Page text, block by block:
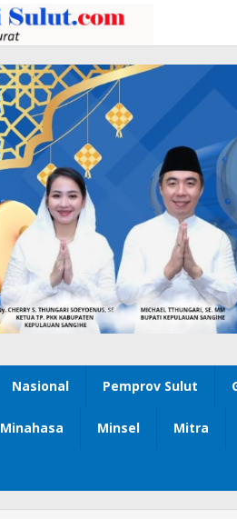
Nasional Pemprov Sulut
Minahasa Minsel Mitra